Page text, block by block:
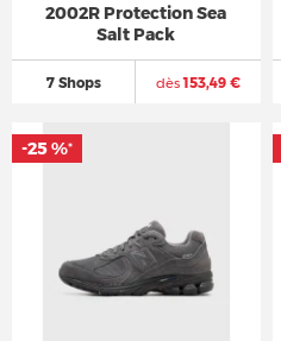
2002R Protection Sea
Salt Pack
7 Shops dès153,49 €
-25 %*